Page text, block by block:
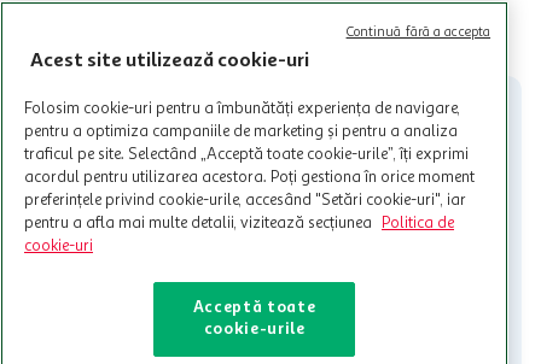
limita a 12 unitati / card client o singura data in perioada promotiei.
Cardul poate fi utilizat doar in legatura cu magazinele Auchan
nu poate fi utilizat in legatura cu alti comercianți sau pentru alte
activitati in afara celor mentionate in Termene si Conditii. Auchan
nu raspunde pentru imposibilitatea utilizarii Cardului in perioada in
care aceste este suspendat sau in perioada in care sunt efectuate
intretineri sau reparatii tehnice la sistemul de utilizarea al Cardului.
CITESTE MAI MULT
Contacteaza-ne!
021-9141 contact@auchan.ro
Contact
Acest site utilizează cookie-uri
Folosim cookie-uri pentru a îmbunătăți experiența de navigare,
pentru a optimiza campaniile de marketing și pentru a analiza
traficul pe site. Selectând „Acceptă toate cookie-urile”, îți exprimi
acordul pentru utilizarea acestora. Poți gestiona în orice moment
preferințele privind cookie-urile, accesând "Setări cookie-uri", iar
pentru a afla mai multe detalii, vizitează secțiunea
Politica de
cookie-uri
Acceptă toate
cookie-urile
Continuă fără a accepta